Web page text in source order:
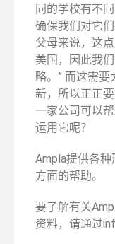
同的学校有不
确保我们对它
父母来说，这
美国，因此我
略。” 而这需
新，所以正正
一家公司可以
运用它呢？
Ampla提供各
方面的帮助。
要了解有关
资料，请通过